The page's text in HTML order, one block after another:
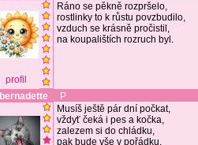
profil
Ráno se pěkně rozpršelo,
rostlinky to k růstu povzbudilo,
vzduch se krásně pročistil,
na koupalištích rozruch byl.
bernadette P
Musíš ještě pár dní počkat,
vždyť čeká i pes a kočka,
zalezem si do chládku,
pak bude vše v pořádku.